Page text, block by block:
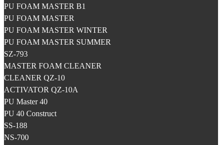
PU FOAM MASTER B1
PU FOAM MASTER
PU FOAM MASTER WINTER
PU FOAM MASTER SUMMER
SZ-793
MASTER FOAM CLEANER
CLEANER QZ-10
ACTIVATOR QZ-10A
PU Master 40
PU 40 Construct
SS-188
NS-700